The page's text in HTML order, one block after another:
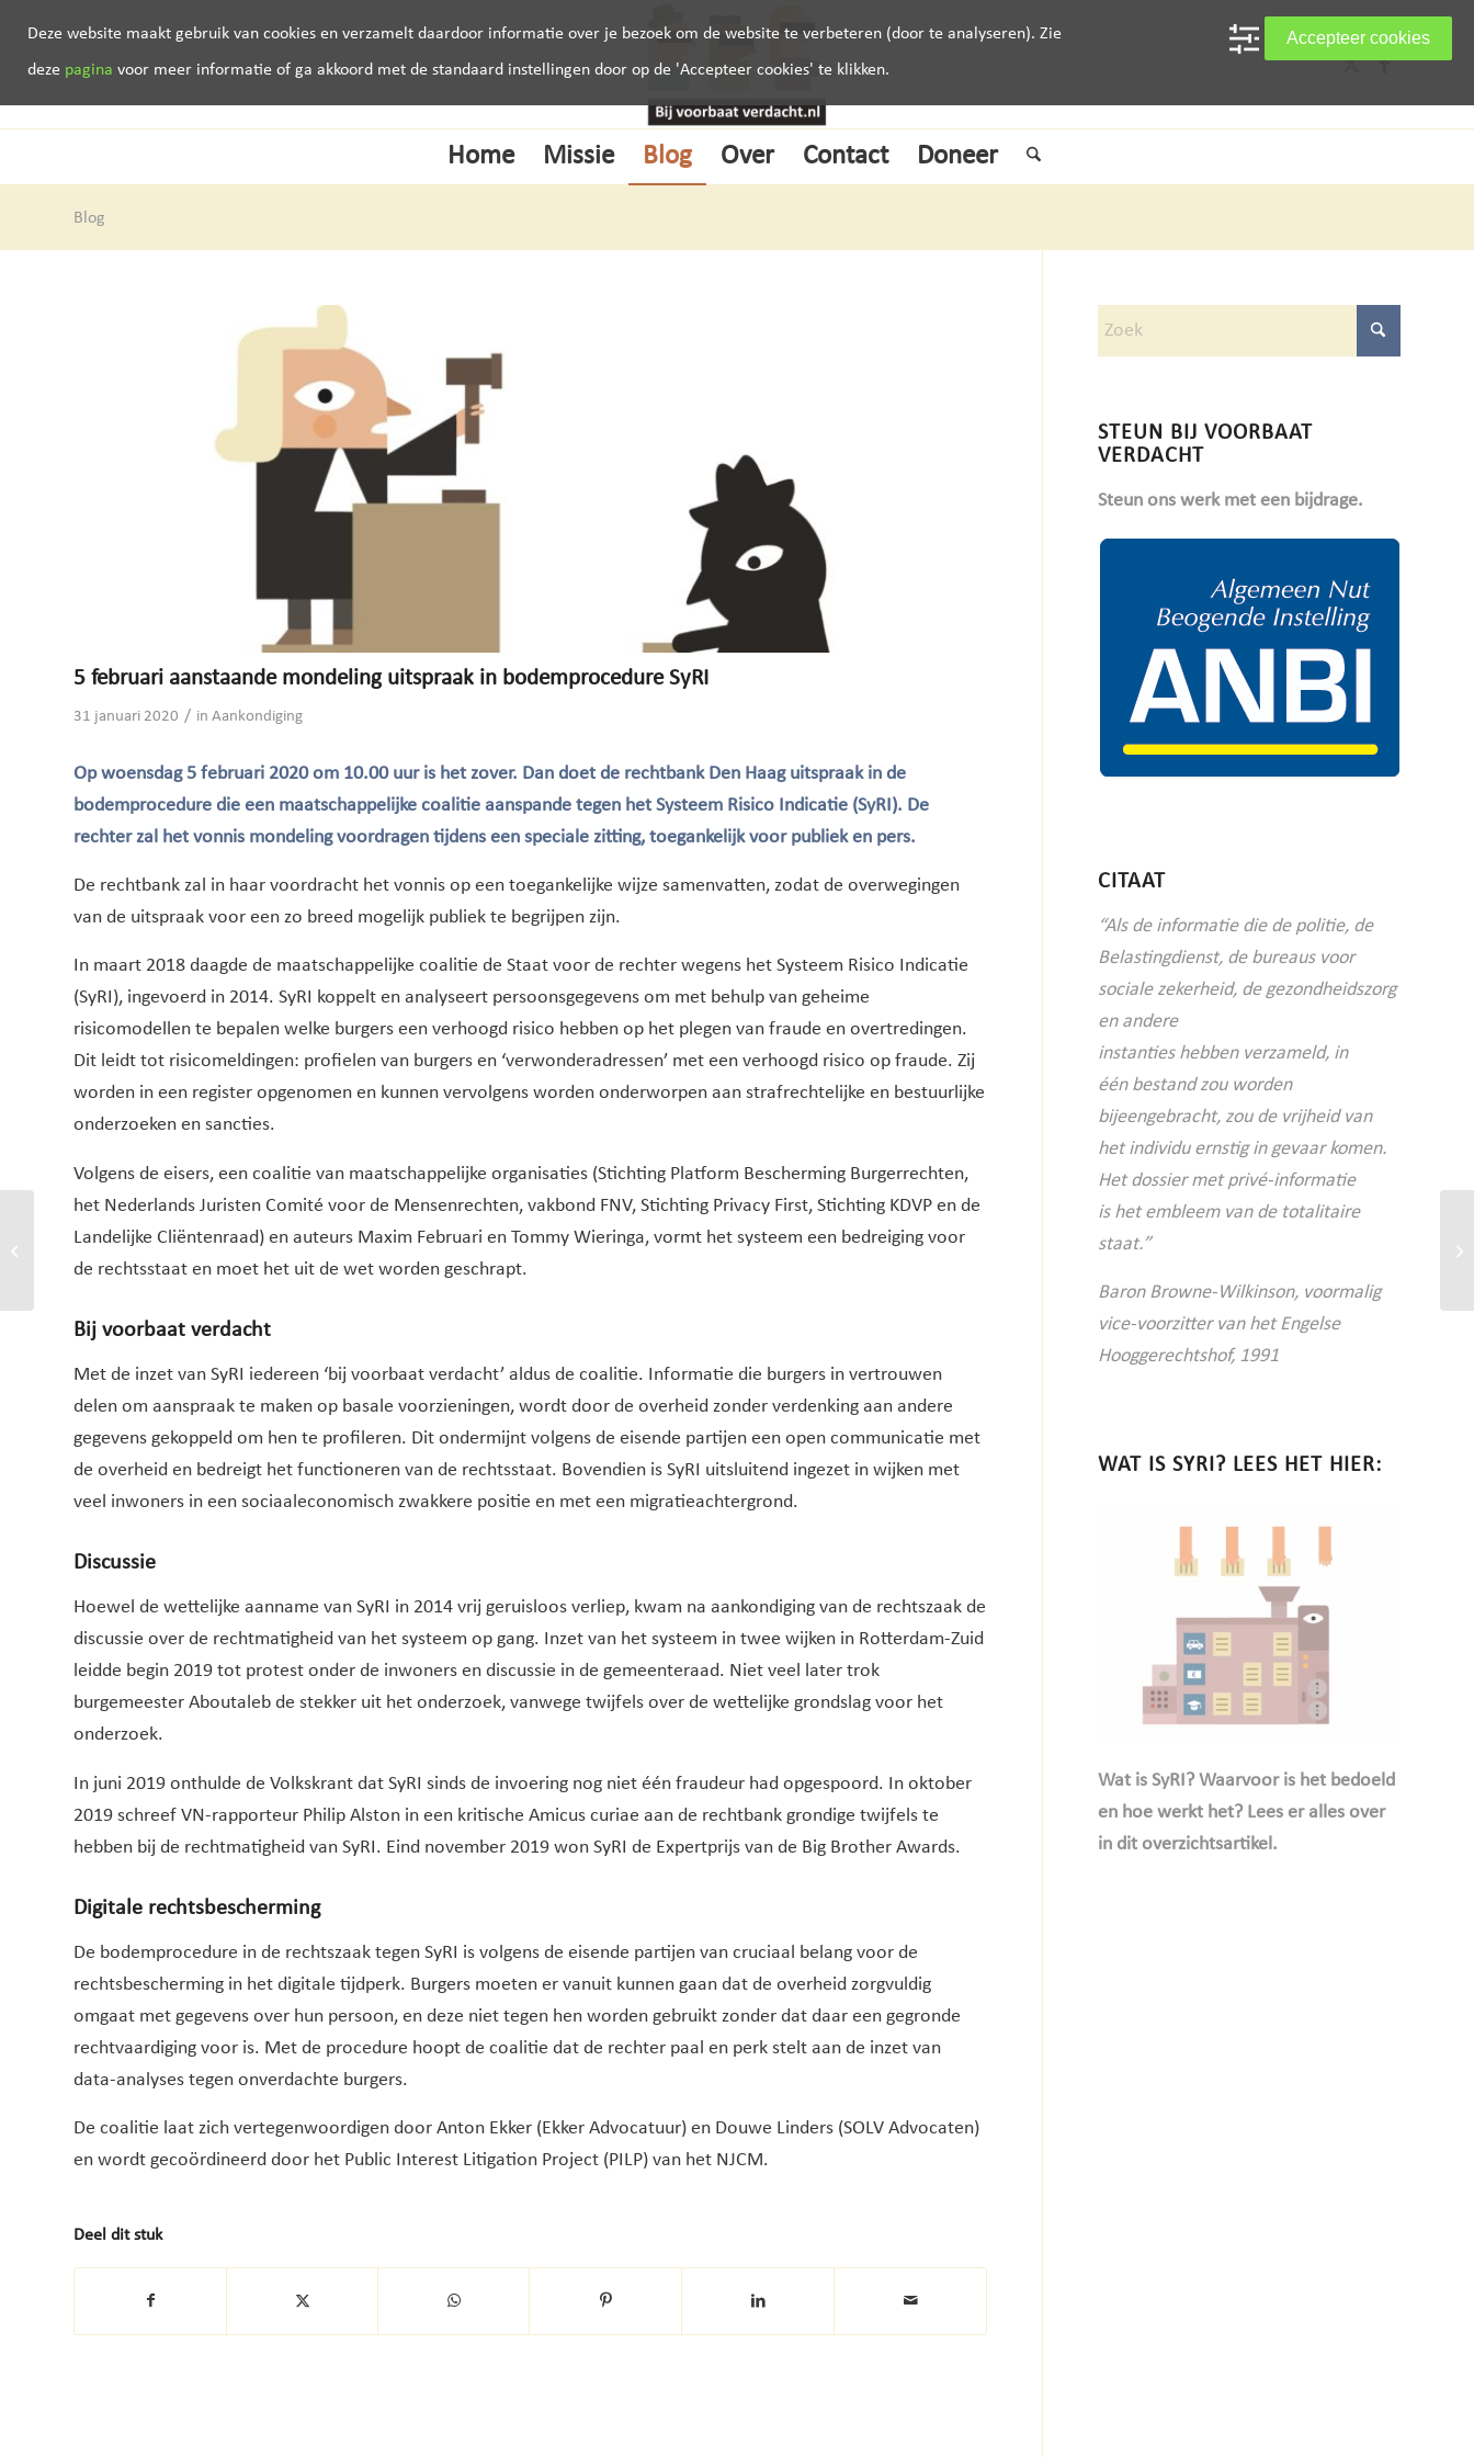
Home Missie Blog Over Contact Doneer
Blog
5 februari aanstaande mondeling uitspraak in bodemprocedure SyRI
31 januari 2020 / in Aankondiging
Op woensdag 5 februari 2020 om 10.00 uur is het zover. Dan doet de rechtbank Den Haag uitspraak in de
bodemprocedure die een maatschappelijke coalitie aanspande tegen het Systeem Risico Indicatie (SyRI). De
rechter zal het vonnis mondeling voordragen tijdens een speciale zitting, toegankelijk voor publiek en pers.
De rechtbank zal in haar voordracht het vonnis op een toegankelijke wijze samenvatten, zodat de overwegingen
van de uitspraak voor een zo breed mogelijk publiek te begrijpen zijn.
In maart 2018 daagde de maatschappelijke coalitie de Staat voor de rechter wegens het Systeem Risico Indicatie
(SyRI), ingevoerd in 2014. SyRI koppelt en analyseert persoonsgegevens om met behulp van geheime
risicomodellen te bepalen welke burgers een verhoogd risico hebben op het plegen van fraude en overtredingen.
Dit leidt tot risicomeldingen: profielen van burgers en ‘verwonderadressen’ met een verhoogd risico op fraude. Zij
worden in een register opgenomen en kunnen vervolgens worden onderworpen aan strafrechtelijke en bestuurlijke
onderzoeken en sancties.
Volgens de eisers, een coalitie van maatschappelijke organisaties (Stichting Platform Bescherming Burgerrechten,
het Nederlands Juristen Comité voor de Mensenrechten, vakbond FNV, Stichting Privacy First, Stichting KDVP en de
Landelijke Cliëntenraad) en auteurs Maxim Februari en Tommy Wieringa, vormt het systeem een bedreiging voor
de rechtsstaat en moet het uit de wet worden geschrapt.
Bij voorbaat verdacht
Met de inzet van SyRI iedereen ‘bij voorbaat verdacht’ aldus de coalitie. Informatie die burgers in vertrouwen
delen om aanspraak te maken op basale voorzieningen, wordt door de overheid zonder verdenking aan andere
gegevens gekoppeld om hen te profileren. Dit ondermijnt volgens de eisende partijen een open communicatie met
de overheid en bedreigt het functioneren van de rechtsstaat. Bovendien is SyRI uitsluitend ingezet in wijken met
veel inwoners in een sociaaleconomisch zwakkere positie en met een migratieachtergrond.
Discussie
Hoewel de wettelijke aanname van SyRI in 2014 vrij geruisloos verliep, kwam na aankondiging van de rechtszaak de
discussie over de rechtmatigheid van het systeem op gang. Inzet van het systeem in twee wijken in Rotterdam-Zuid
leidde begin 2019 tot protest onder de inwoners en discussie in de gemeenteraad. Niet veel later trok
burgemeester Aboutaleb de stekker uit het onderzoek, vanwege twijfels over de wettelijke grondslag voor het
onderzoek.
In juni 2019 onthulde de Volkskrant dat SyRI sinds de invoering nog niet één fraudeur had opgespoord. In oktober
2019 schreef VN-rapporteur Philip Alston in een kritische Amicus curiae aan de rechtbank grondige twijfels te
hebben bij de rechtmatigheid van SyRI. Eind november 2019 won SyRI de Expertprijs van de Big Brother Awards.
Digitale rechtsbescherming
De bodemprocedure in de rechtszaak tegen SyRI is volgens de eisende partijen van cruciaal belang voor de
rechtsbescherming in het digitale tijdperk. Burgers moeten er vanuit kunnen gaan dat de overheid zorgvuldig
omgaat met gegevens over hun persoon, en deze niet tegen hen worden gebruikt zonder dat daar een gegronde
rechtvaardiging voor is. Met de procedure hoopt de coalitie dat de rechter paal en perk stelt aan de inzet van
data-analyses tegen onverdachte burgers.
De coalitie laat zich vertegenwoordigen door Anton Ekker (Ekker Advocatuur) en Douwe Linders (SOLV Advocaten)
en wordt gecoördineerd door het Public Interest Litigation Project (PILP) van het NJCM.
Deel dit stuk
STEUN BIJ VOORBAAT
VERDACHT
Steun ons werk met een bijdrage.
CITAAT
“Als de informatie die de politie, de
Belastingdienst, de bureaus voor
sociale zekerheid, de gezondheidszorg
en andere
instanties hebben verzameld, in
één bestand zou worden
bijeengebracht, zou de vrijheid van
het individu ernstig ingevaar komen.
Het dossier met privé-informatie
is het embleem van de totalitaire
staat.”
Baron Browne-Wilkinson, voormalig
vice-voorzitter van het Engelse
Hooggerechtshof, 1991
WAT IS SYRI? LEES HET HIER:
Wat is SyRI? Waarvoor is het bedoeld
en hoe werkt het? Lees er alles over
in dit overzichtsartikel.
Een kijkje in de black box
van SyRI
Deze website maakt gebruik van cookies en verzamelt daardoor informatie over je bezoek om de website te verbeteren (door te analyseren). Zie
deze pagina voor meer informatie of ga akkoord met de standaard instellingen door op de 'Accepteer cookies' te klikken.
Accepteer cookies